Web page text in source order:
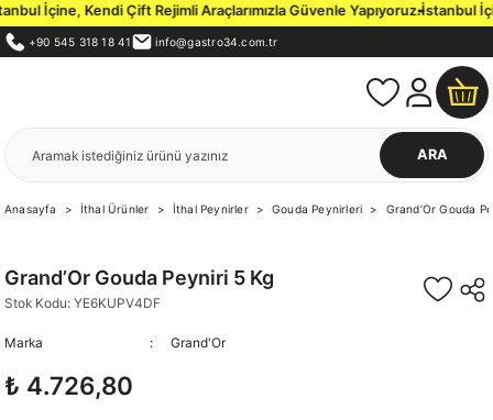
İçine, Kendi Çift Rejimli Araçlarımızla Güvenle Yapıyoruz.İstanbul İçi
+90 545 318 18 41 info@gastro34.com.tr
ARA
Anasayfa İthal Ürünler İthal Peynirler Gouda Peynirleri Grand’Or Gouda
Grand’Or Gouda Peyniri 5 Kg
Stok Kodu: YE6KUPV4DF
Marka Grand'Or
₺ 4.726,80